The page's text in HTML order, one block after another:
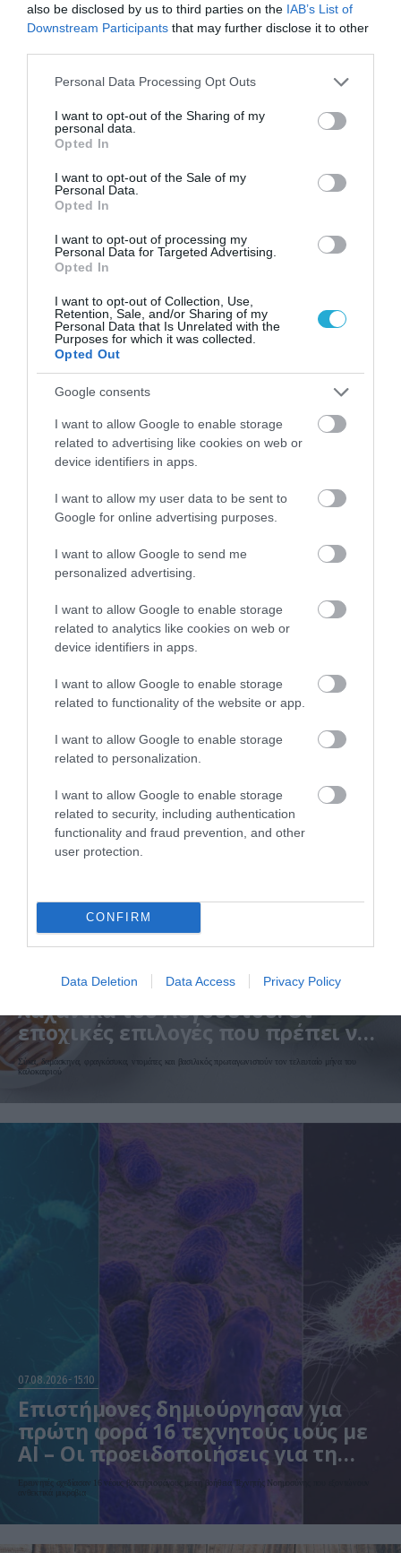
also be disclosed by us to third parties on the IAB’s List of
Downstream Participants that may further disclose it to other
Please note that this website/app uses one or more Google
not limited to your visit or usage behaviour. You may click to
grant or deny consent to Google and its third-party tags to
use your data for below specified purposes in below Google
consent section.
Personal Data Processing Opt Outs
I want to opt-out of the Sharing of my
personal data.
Opted In
I want to opt-out of the Sale of my
Personal Data.
Opted In
I want to opt-out of processing my
Personal Data for Targeted Advertising.
Opted In
I want to opt-out of Collection, Use,
Retention, Sale, and/or Sharing of my
Personal Data that Is Unrelated with the
Purposes for which it was collected.
Opted Out
Google consents
I want to allow Google to enable storage
related to advertising like cookies on web or
device identifiers in apps.
I want to allow my user data to be sent to
Google for online advertising purposes.
I want to allow Google to send me
personalized advertising.
I want to allow Google to enable storage
related to analytics like cookies on web or
device identifiers in apps.
I want to allow Google to enable storage
related to functionality of the website or app.
I want to allow Google to enable storage
related to personalization.
I want to allow Google to enable storage
related to security, including authentication
functionality and fraud prevention, and other
user protection.
CONFIRM
Data Deletion Data Access Privacy Policy
ΥΓΕΙΑ
2 τα οστά σε κάθε ηλικία… δεν είναι το
γάλα!
ΦΑΡΜΑΚΑ
Ανατροπή δεδομένων στα εμβόλια
mRNA: Οι εμβολιασμένοι πεθαίνουν
πλέον στις ΗΠΑ από COVID-19
Ποιοι είναι οι φυσιολογικοί καρδιακοί
παλμοί και ποια τα επικίνδυνα όρια –
Αυτά είναι τα φρούτα και τα
λαχανικά του Αυγούστου: Οι
εποχικές επιλογές που πρέπει να
βάλετε στο τραπέζι σας
Σύκα, δαμάσκηνα, φραγκόσυκα, ντομάτες και βασιλικός πρωταγωνιστούν τον τελευταίο μήνα του
καλοκαιριού
07.08.2026 15:10
Επιστήμονες δημιούργησαν για
πρώτη φορά 16 τεχνητούς ιούς με
AI – Οι προειδοποιήσεις για τη
βιοασφάλεια
Ερευνητές σχεδίασαν 16 νέους βακτηριοφάγους με τη βοήθεια Τεχνητής Νοημοσύνης που εξοντώνουν
ανθεκτικά μικρόβια